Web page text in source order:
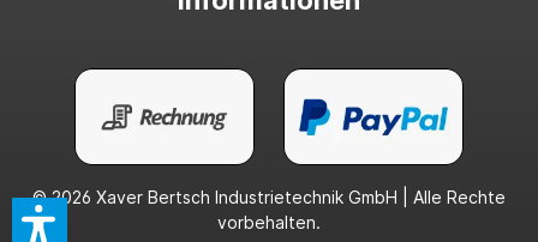
© 2026 Xaver Bertsch Industrietechnik GmbH | Alle Rechte
vorbehalten.